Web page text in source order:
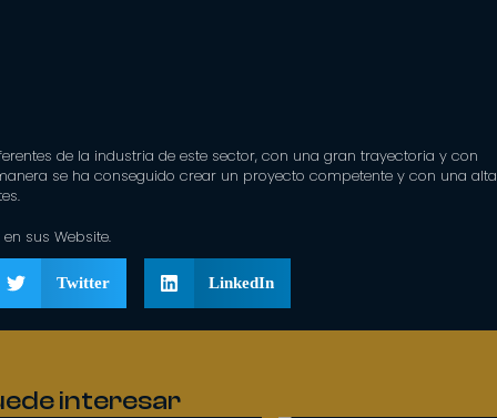
de la industria de este sector, con una gran trayectoria y con
se ha conseguido crear un proyecto competente y con una alta
en sus Website.
Twitter LinkedIn
interesar